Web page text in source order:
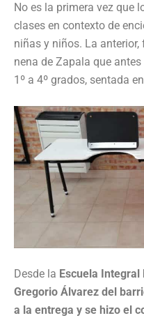
No es la primera vez que
clases en contexto de
niñas y niños. La
nena de Zapala que
1º a 4º grados, sentada
Desde la Escuela Integral
Gregorio Álvarez del
a la entrega y se hizo el